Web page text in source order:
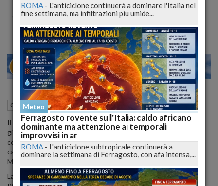
Sentenza Cassazione attesa per questa serata
MILANO 25 30
Cronaca nazionale 10 Febbraio 2015 15:10
Il sostituto procuratore generale della Cassazione ha chiesto ai
giudici della Prima sezione penale della Suprema corte di
confermare la condanna a 30 anni, per omicidio e vilipendio di
cadavere, di Salvatore Parolisi accusato dell'omicidio della moglie
Melania Rea. Il verdetto è atteso in serata.
La vittima fu uccisa a coltellate il 18 aprile del 2011 nel bosco di
ROMA - L'anticiclone continuerà a dominare l'Italia nel
fine settimana, ma infiltrazioni più umide...
Meteo
Ferragosto rovente sull'Italia: caldo africano
dominante ma attenzione ai temporali
improvvisi in ar
ROMA - L'anticiclone subtropicale continuerà a
dominare la settimana di Ferragosto, con afa intensa,...